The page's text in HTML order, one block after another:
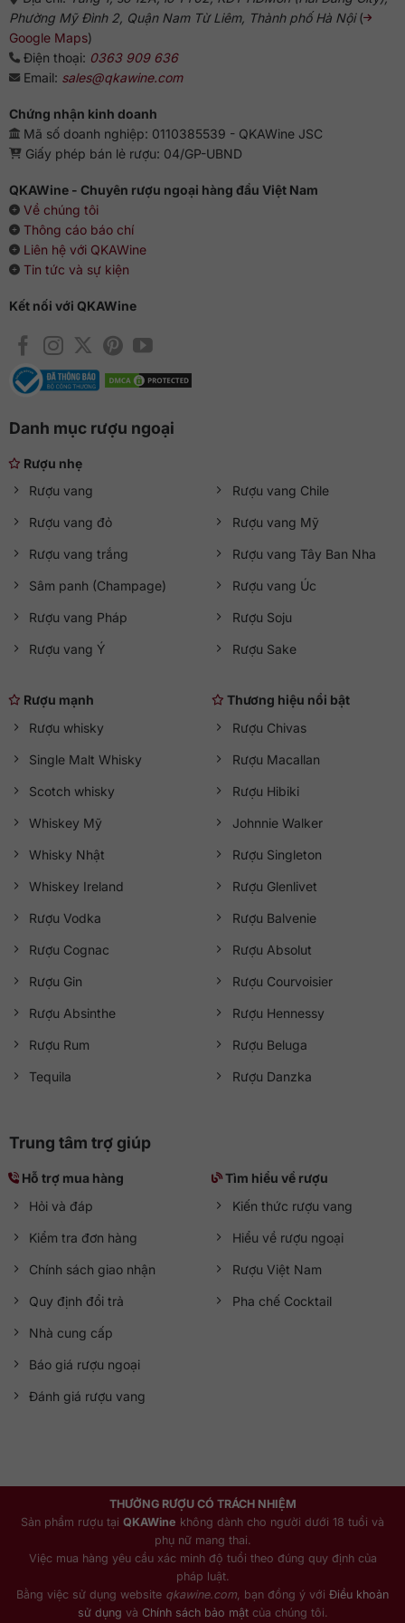
Phường Mỹ Đình 2, Quận Nam Từ Liêm, Thành phố Hà Nội(
Google Maps)
Điện thoại: 0363 909 636
Email: sales@qkawine.com
Chứng nhận kinh doanh
Mã số doanh nghiệp: 0110385539 - QKAWine JSC
Giấy phép bán lẻ rượu: 04/GP-UBND
QKAWine - Chuyên rượu ngoại hàng đầu Việt Nam
Về chúng tôi
Thông cáo báo chí
Liên hệ với QKAWine
Tin tức và sự kiện
Kết nối với QKAWine
Danh mục rượu ngoại
Rượu nhẹ
Rượu vang
Rượu vang đỏ
Rượu vang trắng
Sâm panh (Champage)
Rượu vang Pháp
Rượu vang Ý
Rượu vang Chile
Rượu vang Mỹ
Rượu vang Tây Ban Nha
Rượu vang Úc
Rượu Soju
Rượu Sake
Rượu mạnh
Rượu whisky
Single Malt Whisky
Scotch whisky
Whiskey Mỹ
Whisky Nhật
Whiskey Ireland
Rượu Vodka
Rượu Cognac
Rượu Gin
Rượu Absinthe
Rượu Rum
Tequila
Thương hiệu nổi bật
Rượu Chivas
Rượu Macallan
Rượu Hibiki
Johnnie Walker
Rượu Singleton
Rượu Glenlivet
Rượu Balvenie
Rượu Absolut
Rượu Courvoisier
Rượu Hennessy
Rượu Beluga
Rượu Danzka
Trung tâm trợ giúp
Hỗ trợ mua hàng
Hỏi và đáp
Kiểm tra đơn hàng
Chính sách giao nhận
Quy định đổi trả
Nhà cung cấp
Báo giá rượu ngoại
Đánh giá rượu vang
Tìm hiểu về rượu
Kiến thức rượu vang
Hiểu về rượu ngoại
Rượu Việt Nam
Pha chế Cocktail
THƯỞNG RƯỢU CÓ TRÁCH NHIỆM
Sản phẩm rượu tại QKAWine không dành cho người dưới 18 tuổi và
phụ nữ mang thai.
Việc mua hàng yêu cầu xác minh độ tuổi theo đúng quy định của
pháp luật.
Bằng việc sử dụng website qkawine.com , bạn đồng ý với Điều khoản
sử dụng và Chính sách bảo mậtcủa chúng tôi.